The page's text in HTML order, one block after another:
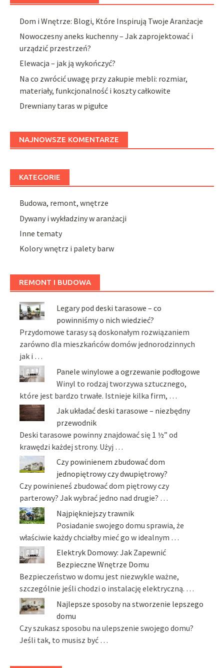
Dom i Wnętrze: Blogi, Które Inspirują Twoje Aranżacje
Nowoczesny aneks kuchenny – Jak zaprojektować i
urządzić przestrzeń?
Elewacja – jak ją wykończyć?
Na co zwrócić uwagę przy zakupie mebli: rozmiar,
materiały, funkcjonalność i koszty całkowite
Drewniany taras w pigułce
NAJNOWSZE KOMENTARZE
KATEGORIE
Budowa, remont, wnętrze
Dywany i wykładziny w aranżacji
Inne tematy
Kolory wnętrz i palety barw
REMONT I BUDOWA
Legary pod deski tarasowe – co
powinniśmy o nich wiedzieć?
Przydomowe tarasy są doskonałym rozwiązaniem
zarówno dla mieszkańców domów jednorodzinnych
jak i …
Panele winylowe a ogrzewanie podłogowe
Winyl to rodzaj tworzywa sztucznego,
które jest bardzo trwałe. Istnieje kilka firm, …
Jak układać deski tarasowe – niezbędny
przewodnik
Deski tarasowe powinny znajdować się 1 ½” od
krawędzi każdej strony. Użyj …
Czy powinienem zbudować dom
jednopiętrowy czy dwupiętrowy?
Czy powinieneś zbudować dom piętrowy czy
parterowy? Jak wybrać jedno nad drugie? …
Najpiękniejszy trawnik
Posiadanie swojego domu sprawia, że
właściwie każdy chciałby mieć go w idealnym …
Elektryk Domowy: Jak Zapewnić
Bezpieczne Wnętrze Domu
Bezpieczeństwo w domu jest niezwykle ważne,
szczególnie jeśli chodzi o instalację elektryczną. …
Najlepsze sposoby na stworzenie lepszego
domu
Czy szukasz sposobu na ulepszenie swojego domu?
Jeśli tak, to musisz być …